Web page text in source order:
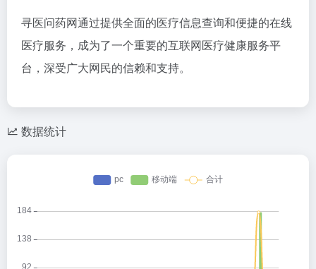
寻医问药网通过提供全面的医疗信息查询和便捷的在线
医疗服务，成为了一个重要的互联网医疗健康服务平
台，深受广大网民的信赖和支持。
数据统计